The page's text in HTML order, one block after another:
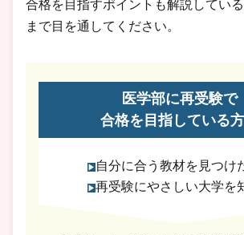
合格を目指すポイントも解説してい
まで目を通してください。
医学部に再受験で
合格を目指している
自分に合う教材を見つけ
再受験にやさしい大学を